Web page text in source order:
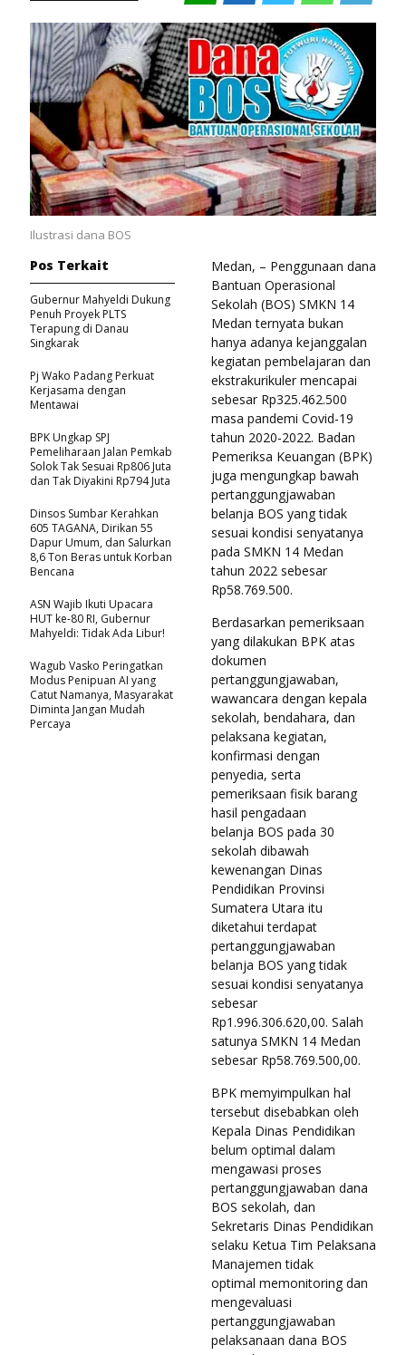
Ilustrasi dana BOS
Medan, – Penggunaan dana
Bantuan Operasional
Sekolah (BOS) SMKN 14
Medan ternyata bukan
hanya adanya kejanggalan
kegiatan pembelajaran dan
ekstrakurikuler mencapai
sebesar Rp325.462.500
masa pandemi Covid-19
tahun 2020-2022. Badan
Pemeriksa Keuangan (BPK)
juga mengungkap bawah
pertanggungjawaban
belanja BOS yang tidak
sesuai kondisi senyatanya
pada SMKN 14 Medan
tahun 2022 sebesar
Rp58.769.500.
Berdasarkan pemeriksaan
yang dilakukan BPK atas
dokumen
pertanggungjawaban,
wawancara dengan kepala
sekolah, bendahara, dan
pelaksana kegiatan,
konfirmasi dengan
penyedia, serta
pemeriksaan fisik barang
hasil pengadaan
belanja BOS pada 30
sekolah dibawah
kewenangan Dinas
Pendidikan Provinsi
Sumatera Utara itu
diketahui terdapat
pertanggungjawaban
belanja BOS yang tidak
sesuai kondisi senyatanya
sebesar
Rp1.996.306.620,00. Salah
satunya SMKN 14 Medan
sebesar Rp58.769.500,00.
BPK memyimpulkan hal
tersebut disebabkan oleh
Kepala Dinas Pendidikan
belum optimal dalam
mengawasi proses
pertanggungjawaban dana
BOS sekolah, dan
Sekretaris Dinas Pendidikan
selaku Ketua Tim Pelaksana
Manajemen tidak
optimal memonitoring dan
mengevaluasi
pertanggungjawaban
pelaksanaan dana BOS
Pos Terkait
Gubernur Mahyeldi Dukung
Penuh Proyek PLTS
Terapung di Danau
Singkarak
Pj Wako Padang Perkuat
Kerjasama dengan
Mentawai
BPK Ungkap SPJ
Pemeliharaan Jalan Pemkab
Solok Tak Sesuai Rp806 Juta
dan Tak Diyakini Rp794 Juta
Dinsos Sumbar Kerahkan
605 TAGANA, Dirikan 55
Dapur Umum, dan Salurkan
8,6 Ton Beras untuk Korban
Bencana
ASN Wajib Ikuti Upacara
HUT ke-80 RI, Gubernur
Mahyeldi: Tidak Ada Libur!
Wagub Vasko Peringatkan
Modus Penipuan AI yang
Catut Namanya, Masyarakat
Diminta Jangan Mudah
Percaya